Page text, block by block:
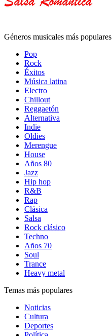
Géneros musicales más populares
Pop
Rock
Éxitos
Música latina
Electro
Chillout
Reggaetón
Alternativa
Indie
Oldies
Merengue
House
Años 80
Jazz
Hip hop
R&B
Rap
Clásica
Salsa
Rock clásico
Techno
Años 70
Soul
Trance
Heavy metal
Temas más populares
Noticias
Cultura
Deportes